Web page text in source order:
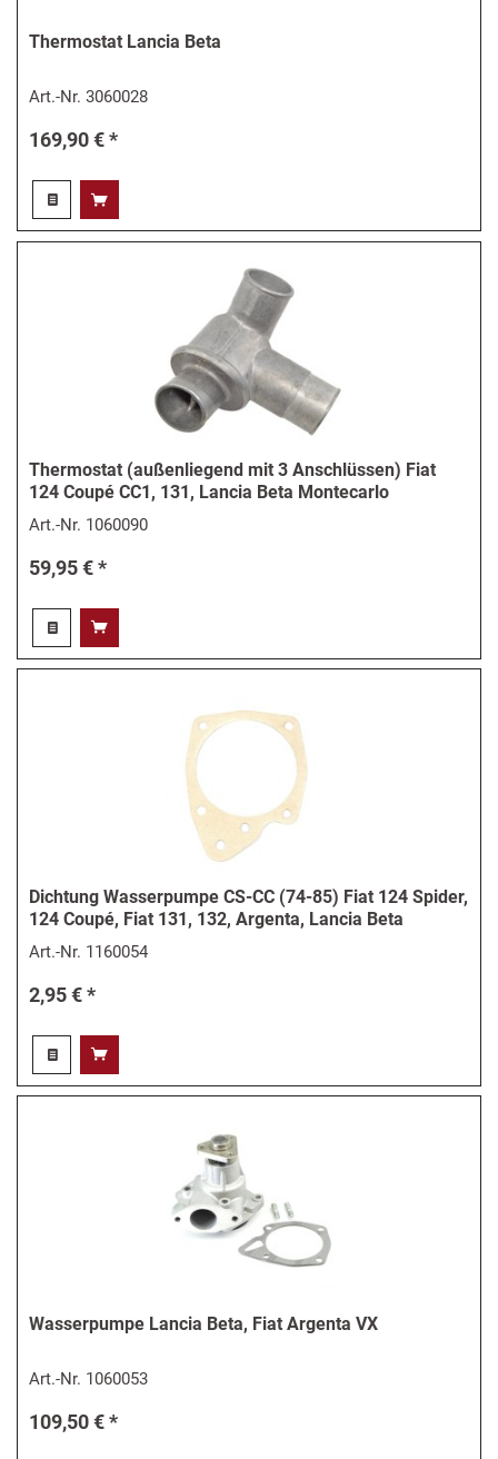
Thermostat Lancia Beta
Art.-Nr.3060028
169,90 € *
Thermostat (außenliegend mit 3 Anschlüssen) Fiat
124 Coupé CC1, 131, Lancia Beta Montecarlo
Art.-Nr. 1060090
59,95 € *
Dichtung Wasserpumpe CS-CC (74-85) Fiat 124 Spider,
124 Coupé, Fiat 131, 132, Argenta, Lancia Beta
Art.-Nr. 1160054
2,95 € *
Wasserpumpe Lancia Beta, Fiat Argenta VX
Art.-Nr. 1060053
109,50 € *